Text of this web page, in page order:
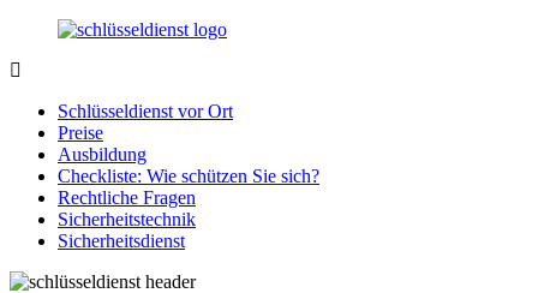
Zurück
Inhalt
Notlage
wird
gelöst!
Schlüsseldienst vor Ort
Preise
Ausbildung
Checkliste: Wie schützen Sie sich?
Rechtliche Fragen
Sicherheitstechnik
Sicherheitsdienst